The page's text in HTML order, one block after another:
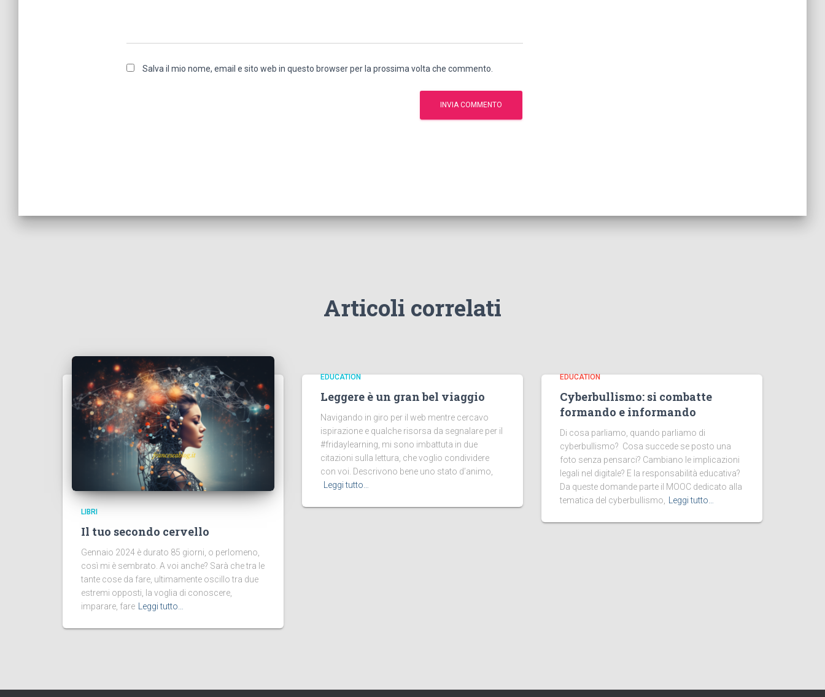
Salva il mio nome, email e sito web in questo browser per la prossima volta che commento.
Articoli correlati
LIBRI
Il tuo secondo cervello
Gennaio 2024 è durato 85 giorni, o perlomeno,
così mi è sembrato. A voi anche? Sarà che tra le
tante cose da fare, ultimamente oscillo tra due
estremi opposti, la voglia di conoscere,
imparare, fare
Leggi tutto…
EDUCATION
Leggere è un gran bel viaggio
Navigando in giro per il web mentre cercavo
ispirazione e qualche risorsa da segnalare per il
#fridaylearning, mi sono imbattuta in due
citazioni sulla lettura, che voglio condividere
con voi. Descrivono bene uno stato d’animo,
Leggi tutto…
EDUCATION
Cyberbullismo: si combatte
formando e informando
Di cosa parliamo, quando parliamo di
cyberbullismo? Cosa succede se posto una
foto senza pensarci? Cambiano le implicazioni
legali nel digitale? E la responsabilità educativa?
Da queste domande parte il MOOC dedicato alla
tematica del cyberbullismo,
Leggi tutto…